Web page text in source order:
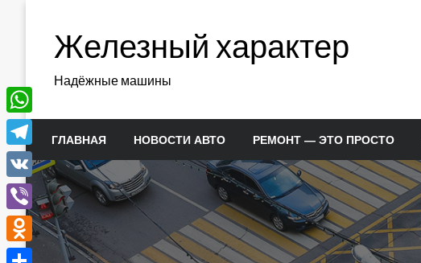
содержимомуЖелезный характер
Надёжные машины
ГЛАВНАЯ НОВОСТИ АВТО РЕМОНТ — ЭТО ПРОСТО
WhatsApp
Telegram
VK
Viber
Odnoklassniki